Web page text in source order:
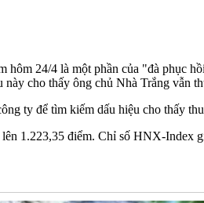
hôm 24/4 là một phần của "đà phục
cho thấy ông chủ Nhà Trắng vẫn
ty để tìm kiếm dấu hiệu cho thấy
1.223,35 điểm. Chỉ số HNX-Index